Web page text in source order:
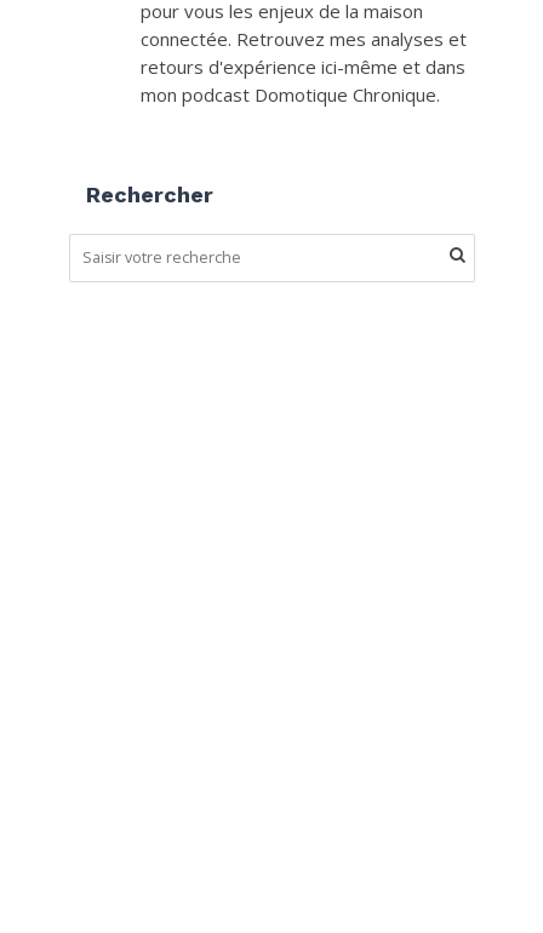
pour vous les enjeux de la maison
connectée. Retrouvez mes analyses et
retours d'expérience ici-même et dans
mon podcast Domotique Chronique.
Rechercher